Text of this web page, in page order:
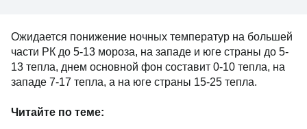
Ожидается понижение ночных температур на большей
части РК до 5-13 мороза, на западе и юге страны до 5-
13 тепла, днем основной фон составит 0-10 тепла, на
западе 7-17 тепла, а на юге страны 15-25 тепла.
Читайте по теме: